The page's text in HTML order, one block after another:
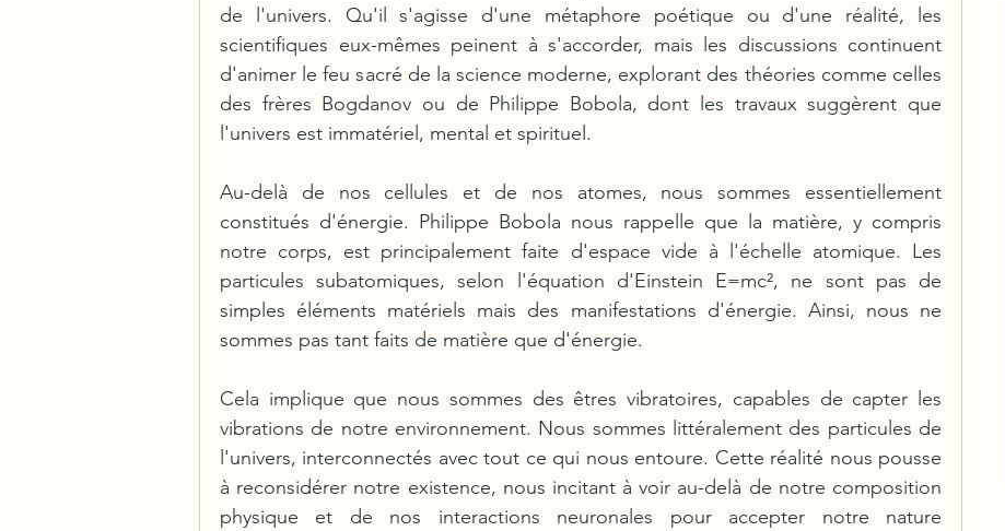
de l'univers. Qu'il s'agisse d'une métaphore poétique ou d'une réalité, les
scientifiques eux-mêmes peinent à s'accorder, mais les discussions continuent
d'animer le feu sacré de la science moderne, explorant des théories comme celles
des frères Bogdanov ou de Philippe Bobola, dont les travaux suggèrent que
l'univers est immatériel, mental et spirituel.
Au-delà de nos cellules et de nos atomes, nous sommes essentiellement
constitués d'énergie. Philippe Bobola nous rappelle que la matière, y compris
notre corps, est principalement faite d'espace vide à l'échelle atomique. Les
particules subatomiques, selon l'équation d'Einstein E=mc², ne sont pas de
simples éléments matériels mais des manifestations d'énergie. Ainsi, nous ne
sommes pas tant faits de matière que d'énergie.
Cela implique que nous sommes des êtres vibratoires, capables de capter les
vibrations de notre environnement. Nous sommes littéralement des particules de
l'univers, interconnectés avec tout ce qui nous entoure. Cette réalité nous pousse
à reconsidérer notre existence, nous incitant à voir au-delà de notre composition
physique et de nos interactions neuronales pour accepter notre nature